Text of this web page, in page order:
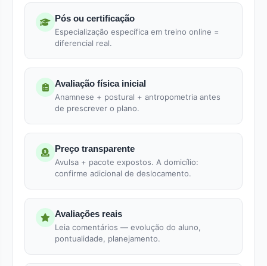
Pós ou certificação
Especialização específica em treino online =
diferencial real.
Avaliação física inicial
Anamnese + postural + antropometria antes
de prescrever o plano.
Preço transparente
Avulsa + pacote expostos. A domicílio:
confirme adicional de deslocamento.
Avaliações reais
Leia comentários — evolução do aluno,
pontualidade, planejamento.